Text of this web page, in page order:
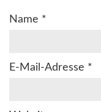
Name *
E-Mail-Adresse *